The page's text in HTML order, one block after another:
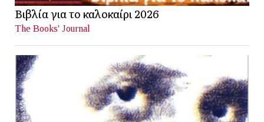
Βιβλία για το καλοκαίρι 2026
The Books' Journal